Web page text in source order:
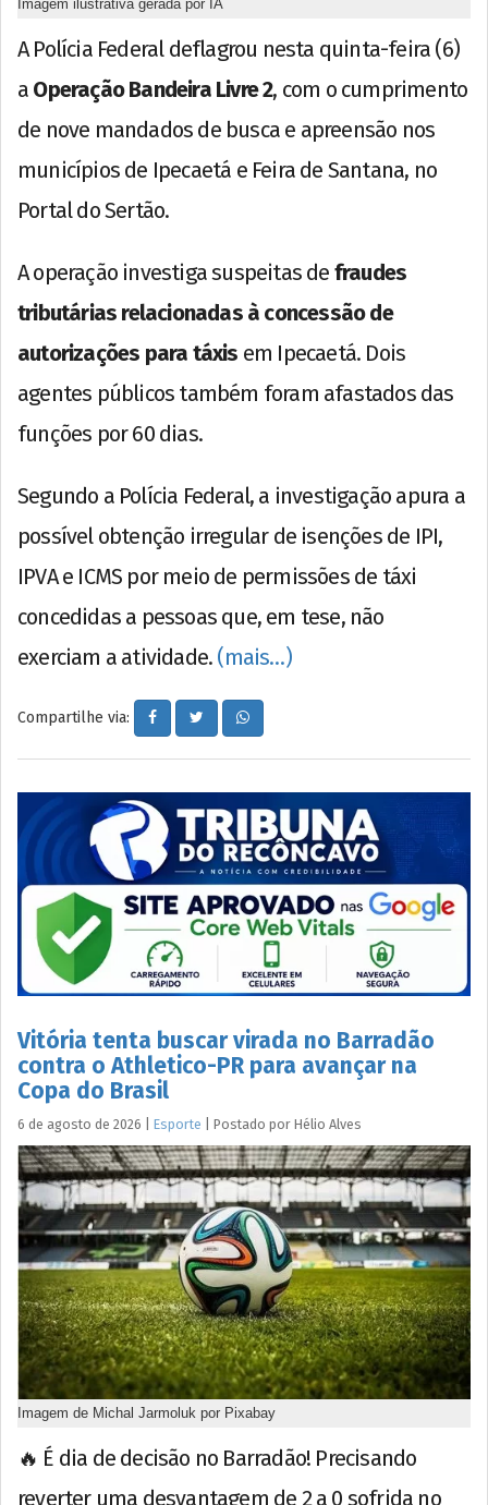
Imagem ilustrativa gerada por IA
A Polícia Federal deflagrou nesta quinta-feira (6)
a Operação Bandeira Livre 2, com o cumprimento
de nove mandados de busca e apreensão nos
municípios de Ipecaetá e Feira de Santana, no
Portal do Sertão.
A operação investiga suspeitas de fraudes
tributárias relacionadas à concessão de
autorizações para táxis em Ipecaetá. Dois
agentes públicos também foram afastados das
funções por 60 dias.
Segundo a Polícia Federal, a investigação apura a
possível obtenção irregular de isenções de IPI,
IPVA e ICMS por meio de permissões de táxi
concedidas a pessoas que, em tese, não
exerciam a atividade. (mais…)
Compartilhe via:
Vitória tenta buscar virada no Barradão
contra o Athletico-PR para avançar na
Copa do Brasil
6 de agosto de 2026 Esporte Postado por Hélio Alves
Imagem de Michal Jarmoluk por Pixabay
🔥 É dia de decisão no Barradão! Precisando
reverter uma desvantagem de 2 a 0 sofrida no